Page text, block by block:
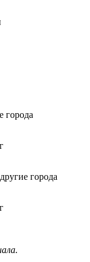
города
города